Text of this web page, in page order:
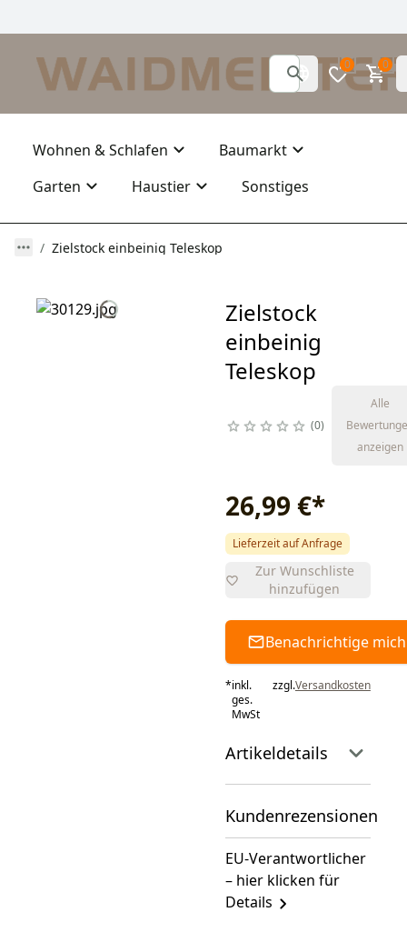
0 0
Wohnen & Schlafen
Baumarkt
Garten
Haustier Sonstiges
Zielstock einbeinig Teleskop
Zielstock
einbeinig
Teleskop
0
Alle
anzeigen
26,99 €*
Lieferzeit auf Anfrage
Zur Wunschliste
hinzufügen
Benachrichtige mich
*inkl.
ges.
MwSt
zzgl.Versandkosten
Artikeldetails
Kundenrezensionen
EU-Verantwortlicher
– hier klicken für
Details